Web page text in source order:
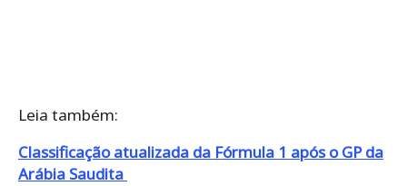
Leia também:
Classificação atualizada da Fórmula 1 após o GP da
Arábia Saudita